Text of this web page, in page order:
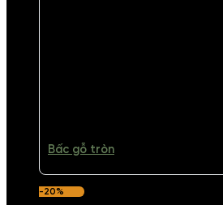
Bấc gỗ tròn
-20%